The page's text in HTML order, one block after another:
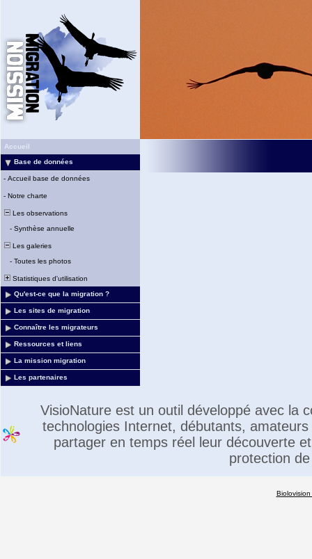
Accueil
Base de données
- Accueil base de données
- Notre charte
Les observations
- Synthèse annuelle
Les galeries
- Toutes les photos
Statistiques d'utilisation
Qu'est-ce que la migration ?
Les sites de migration
Connaître les migrateurs
Ressources et liens
La mission migration
Les partenaires
VisioNature est un outil développé avec la
technologies Internet, débutants,
partager en temps réel leur découverte
protection
Biolovision